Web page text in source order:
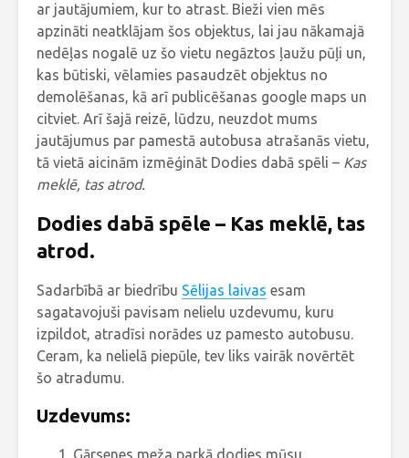
ar jautājumiem, kur to atrast. Bieži vien mēs
apzināti neatklājam šos objektus, lai jau nākamajā
nedēļas nogalē uz šo vietu negāztos ļaužu pūļi un,
kas būtiski, vēlamies pasaudzēt objektus no
demolēšanas, kā arī publicēšanas google maps un
citviet. Arī šajā reizē, lūdzu, neuzdot mums
jautājumus par pamestā autobusa atrašanās vietu,
tā vietā aicinām izmēģināt Dodies dabā spēli – Kas
meklē, tas atrod.
Dodies dabā spēle – Kas meklē, tas
atrod.
Sadarbībā ar biedrību Sēlijas laivas esam
sagatavojuši pavisam nelielu uzdevumu, kuru
izpildot, atradīsi norādes uz pamesto autobusu.
Ceram, ka nelielā piepūle, tev liks vairāk novērtēt
šo atradumu.
Uzdevums:
Gārsenes meža parkā dodies mūsu